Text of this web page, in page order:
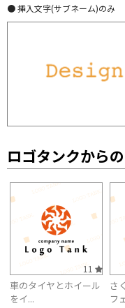
● 挿入文字(サブネーム)のみ
ロゴタンクから
11
車のタイヤとホイール
をイ...
さ
フ